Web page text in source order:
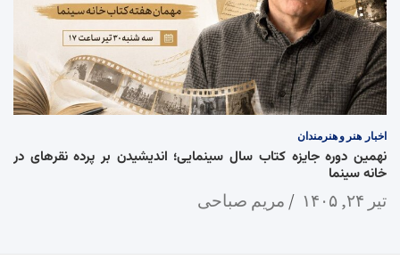
اخبار هنر و هنرمندان
نهمین دوره جایزه کتاب سال سینمایی؛ اندیشیدن بر پرده نقرهای در
خانه سینما
تیر ۲۴, ۱۴۰۵ مریم صباحی